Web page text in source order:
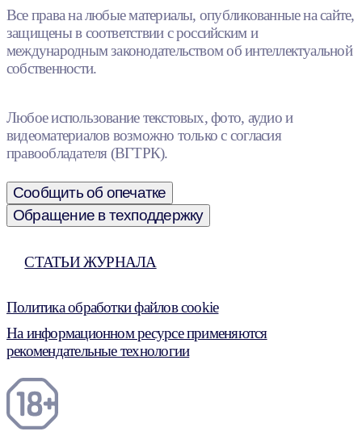
Все права на любые материалы, опубликованные на сайте,
защищены в соответствии с российским и
международным законодательством об интеллектуальной
собственности.
Любое использование текстовых, фото, аудио и
видеоматериалов возможно только с согласия
правообладателя (ВГТРК).
Сообщить об опечатке
Обращение в техподдержку
СТАТЬИ ЖУРНАЛА
Политика обработки файлов cookie
На информационном ресурсе применяются
рекомендательные технологии